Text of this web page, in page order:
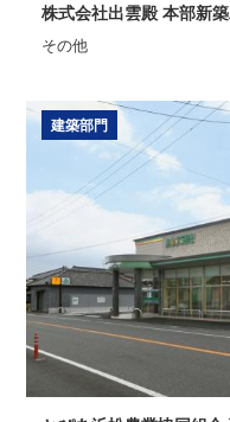
株式会社出雲殿 本部新
その他
建築部門